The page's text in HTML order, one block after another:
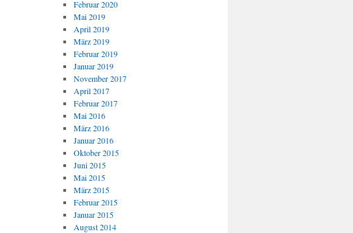
Februar 2020
Mai 2019
April 2019
März 2019
Februar 2019
Januar 2019
November 2017
April 2017
Februar 2017
Mai 2016
März 2016
Januar 2016
Oktober 2015
Juni 2015
Mai 2015
März 2015
Februar 2015
Januar 2015
August 2014